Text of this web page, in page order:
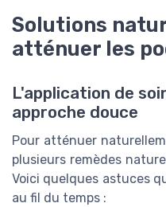
Solutions
atténuer les
L'application de
approche douce
Pour atténuer
plusieurs remèdes
Voici quelques astuces
au fil du temps :